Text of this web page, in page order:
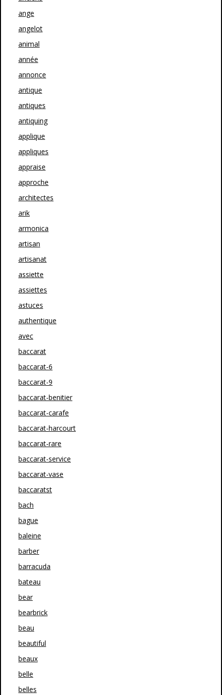
ange
angelot
animal
année
annonce
antique
antiques
antiquing
applique
appliques
appraise
approche
architectes
arik
armonica
artisan
artisanat
assiette
assiettes
astuces
authentique
avec
baccarat
baccarat-6
baccarat-9
baccarat-benitier
baccarat-carafe
baccarat-harcourt
baccarat-rare
baccarat-service
baccarat-vase
baccaratst
bach
bague
baleine
barber
barracuda
bateau
bear
bearbrick
beau
beautiful
beaux
belle
belles